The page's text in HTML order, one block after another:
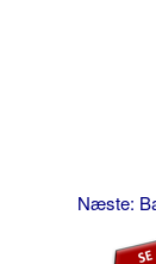
Næste: